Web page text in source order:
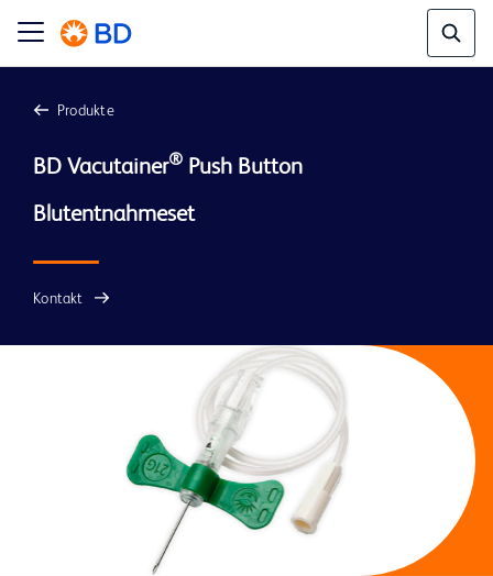
Produkte
BD Vacutainer® Push Button
Blutentnahmeset
Kontakt